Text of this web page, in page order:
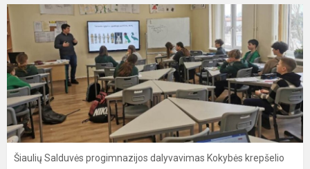
Šiaulių Salduvės progimnazijos dalyvavimas Kokybės krepšelio